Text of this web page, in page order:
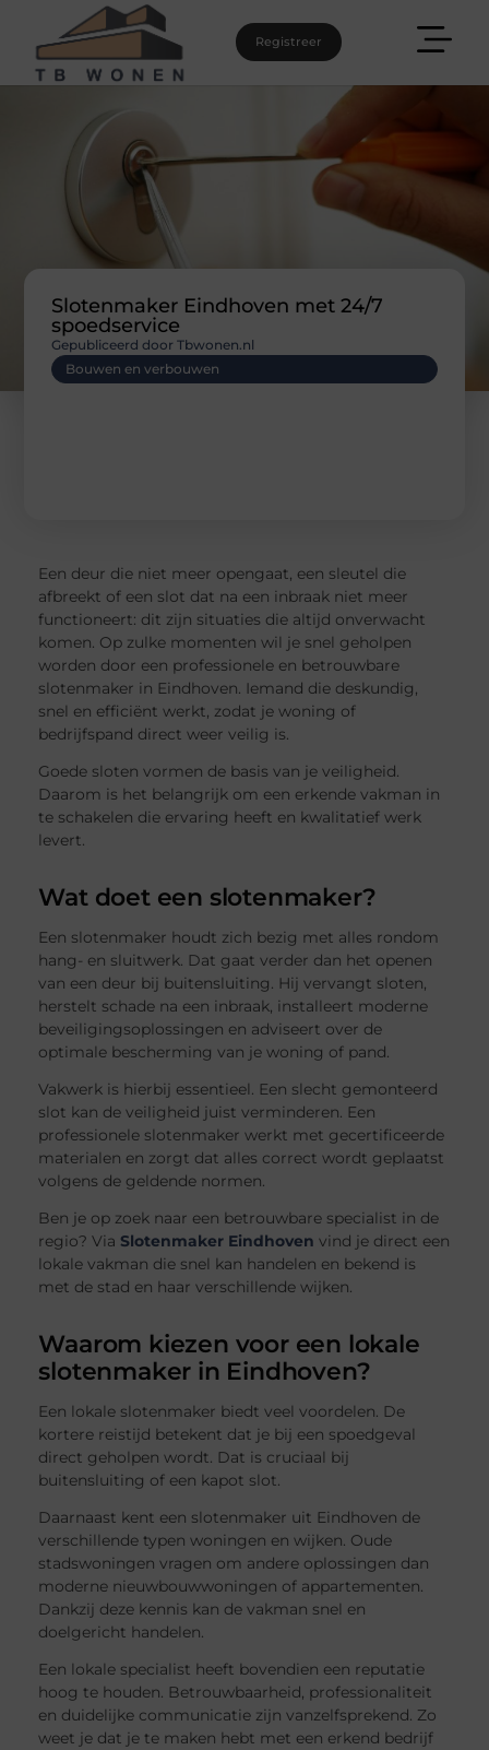
Registreer
Slotenmaker Eindhoven met 24/7
spoedservice
Bouwen en verbouwen
Gepubliceerd door Tbwonen.nl
Een deur die niet meer opengaat, een sleutel die
afbreekt of een slot dat na een inbraak niet meer
functioneert: dit zijn situaties die altijd onverwacht
komen. Op zulke momenten wil je snel geholpen
worden door een professionele en betrouwbare
slotenmaker in Eindhoven. Iemand die deskundig,
snel en efficiënt werkt, zodat je woning of
bedrijfspand direct weer veilig is.
Goede sloten vormen de basis van je veiligheid.
Daarom is het belangrijk om een erkende vakman in
te schakelen die ervaring heeft en kwalitatief werk
levert.
Wat doet een slotenmaker?
Een slotenmaker houdt zich bezig met alles rondom
hang- en sluitwerk. Dat gaat verder dan het openen
van een deur bij buitensluiting. Hij vervangt sloten,
herstelt schade na een inbraak, installeert moderne
beveiligingsoplossingen en adviseert over de
optimale bescherming van je woning of pand.
Vakwerk is hierbij essentieel. Een slecht gemonteerd
slot kan de veiligheid juist verminderen. Een
professionele slotenmaker werkt met gecertificeerde
materialen en zorgt dat alles correct wordt geplaatst
volgens de geldende normen.
Ben je op zoek naar een betrouwbare specialist in de
regio? Via Slotenmaker Eindhoven vind je direct een
lokale vakman die snel kan handelen en bekend is
met de stad en haar verschillende wijken.
Waarom kiezen voor een lokale
slotenmaker in Eindhoven?
Een lokale slotenmaker biedt veel voordelen. De
kortere reistijd betekent dat je bij een spoedgeval
direct geholpen wordt. Dat is cruciaal bij
buitensluiting of een kapot slot.
Daarnaast kent een slotenmaker uit Eindhoven de
verschillende typen woningen en wijken. Oude
stadswoningen vragen om andere oplossingen dan
moderne nieuwbouwwoningen of appartementen.
Dankzij deze kennis kan de vakman snel en
doelgericht handelen.
Een lokale specialist heeft bovendien een reputatie
hoog te houden. Betrouwbaarheid, professionaliteit
en duidelijke communicatie zijn vanzelfsprekend. Zo
weet je dat je te maken hebt met een erkend bedrijf